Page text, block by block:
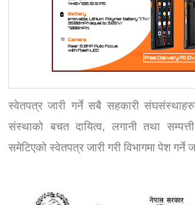
स्वेतपत्र जारी गर्ने सबै सहकारी
संस्थाको बचत दायित्व, लगानी तथा
समेटिएको स्वेतपत्र जारी गरी विभागमा पेश गर्ने